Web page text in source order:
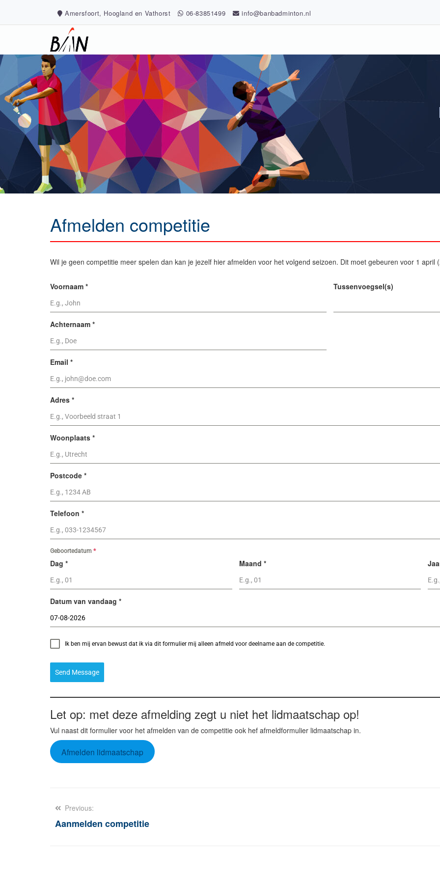
content
Amersfoort, Hoogland en Vathorst 06-83851499 info@banbadminton.nl
Afmelden competitie
Wil je geen competitie meer spelen dan kan je jezelf hier afmelden voor het volgend seizoen. Dit moet gebeuren voor 1 april
Voornaam * Tussenvoegsel(s)
Achternaam *
Email *
Adres *
Woonplaats *
Postcode *
Telefoon *
Geboortedatum *
Dag * Maand *
Datum van vandaag *
Ik ben mij ervan bewust dat ik via dit formulier mij alleen afmeld voor deelname aan de competitie.
Send Message
Let op: met deze afmelding zegt u niet het lidmaatschap op!
Vul naast dit formulier voor het afmelden van de competitie ook hef afmeldformulier lidmaatschap in.
Afmelden lidmaatschap
Previous:
Aanmelden competitie